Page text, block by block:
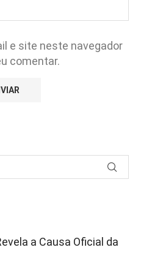
e site neste navegador
comentar.
a Causa Oficial da